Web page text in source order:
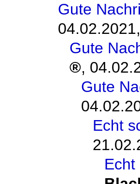
Gute
Gute
,
Gute
Echt
Echt